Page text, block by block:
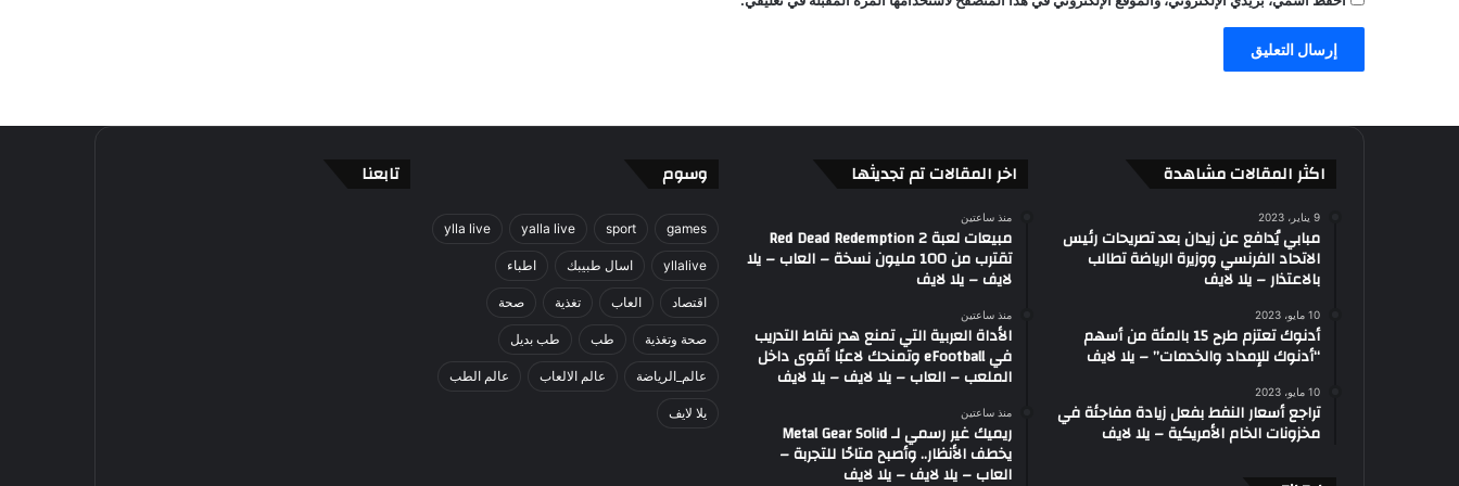
ا
ي
ف
ل
ي
ف
اكثر المقالات مشاهدة
9 يناير، 2023
مبابي يُدافع عن زيدان بعد تصريحات رئيس
الاتحاد الفرنسي ووزيرة الرياضة تطالب
بالاعتذار – يلا لايف
10 مايو، 2023
أدنوك تعتزم طرح 15 بالمئة من أسهم
“أدنوك للإمداد والخدمات” – يلا لايف
10 مايو، 2023
تراجع أسعار النفط بفعل زيادة مفاجئة في
مخزونات الخام الأمريكية – يلا لايف
اخر المقالات تم تجديثها
منذ ساعتين
مبيعات لعبة Red Dead Redemption 2
تقترب من 100 مليون نسخة – العاب – يلا
لايف – يلا لايف
منذ ساعتين
الأداة العربية التي تمنع هدر نقاط التدريب
في eFootball وتمنحك لاعبًا أقوى داخل
الملعب – العاب – يلا لايف – يلا لايف
منذ ساعتين
ريميك غير رسمي لـ Metal Gear Solid
يخطف الأنظار.. وأصبح متاحًا للتجربة –
العاب – يلا لايف – يلا لايف
وسوم
games
sport
yalla live
ylla live
yllalive اسال طبيبك اطباء
اقتصاد العاب تغذية صحة
صحة وتغذية طب طب بديل
عالم_الرياضة عالم الالعاب عالم الطب
يلا لايف
تابعنا